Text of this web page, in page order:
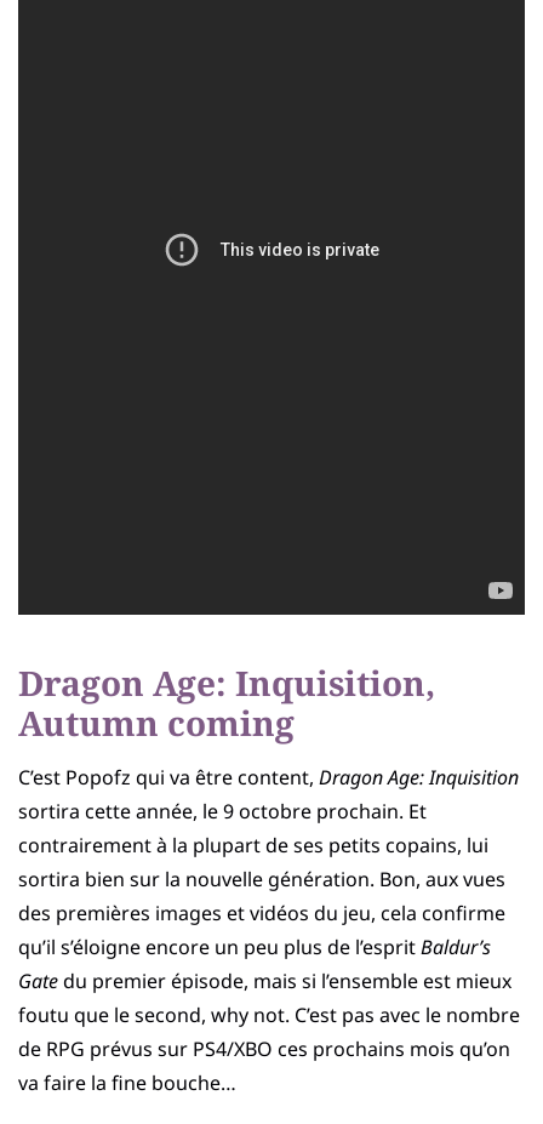
Dragon Age: Inquisition,
Autumn coming
C’est Popofz qui va être content, Dragon Age: Inquisition
sortira cette année, le 9 octobre prochain. Et
contrairement à la plupart de ses petits copains, lui
sortira bien sur la nouvelle génération. Bon, aux vues
des premières images et vidéos du jeu, cela confirme
qu’il s’éloigne encore un peu plus de l’espritBaldur’s
Gatedu premier épisode, mais si l’ensemble est mieux
foutu que le second, why not. C’est pas avec le nombre
de RPG prévus sur PS4/XBO ces prochains mois qu’on
va faire la fine bouche…